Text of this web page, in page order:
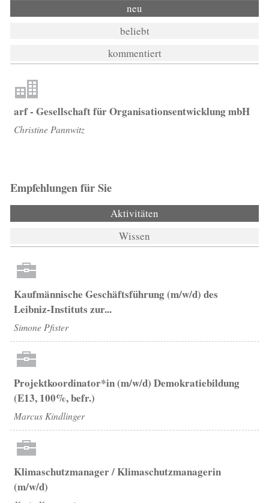
neu
beliebt
kommentiert
arf - Gesellschaft für Organisationsentwicklung mbH
Christine Pannwitz
Empfehlungen für Sie
Aktivitäten
Wissen
Kaufmännische Geschäftsführung (m/w/d) des
Leibniz-Instituts zur...
Simone Pfister
Projektkoordinator*in (m/w/d) Demokratiebildung
(E13, 100%, befr.)
Marcus Kindlinger
Klimaschutzmanager / Klimaschutzmanagerin
(m/w/d)